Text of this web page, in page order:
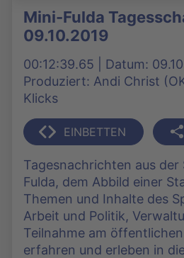
Mini-Fulda
09.10.2019
00:12:39.65 | Datum:
Produziert: Andi Christ
Klicks
EINBETTEN
Tagesnachrichten aus
Fulda, dem Abbild einer
Themen und Inhalte des
Arbeit und Politik,
Teilnahme am
erfahren und erleben in